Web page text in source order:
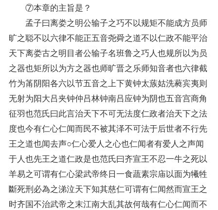
⑦本章的主旨是？
孟子曰离娄之明公输子之巧不以规矩不能成方员师
旷之聪不以六律不能正五音尧舜之道不以仁政不能平治
天下离娄古之明目者公输子名班鲁之巧人也规所以为员
之器也矩所以为方之器也师旷晋之乐师知音者也六律截
竹为筩阴阳各六以节五音之上下黄钟太蔟姑洗蕤宾夷则
无射为阳大吕夹钟仲吕林钟南吕应钟为阴也五音宫商角
征羽也范氏曰此言治天下不可无法度仁政者治天下之法
度也今有仁心仁闻而民不被其泽不可法于后世者不行先
王之道也闻去声○仁心爱人之心也仁闻者有爱人之声闻
于人也先王之道仁政是也范氏曰齐宣王不忍一牛之死以
羊易之可谓有仁心梁武帝终日一食蔬素宗庙以面为犧牲
斷死刑必為之涕泣天下知其慈仁可谓有仁闻然而宣王之
时齐国不治武帝之末江南大乱其故何哉有仁心仁闻而不